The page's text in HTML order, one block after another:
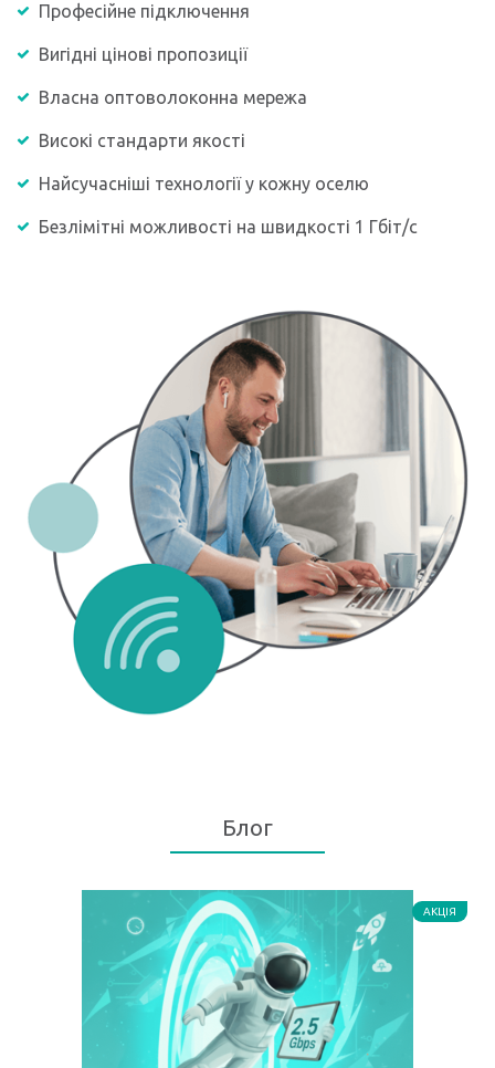
Професійне підключення
Вигідні цінові пропозиції
Власна оптоволоконна мережа
Високі стандарти якості
Найсучасніші технології у кожну оселю
Безлімітні можливості на швидкості 1 Гбіт/с
Блог
АКЦІЯ